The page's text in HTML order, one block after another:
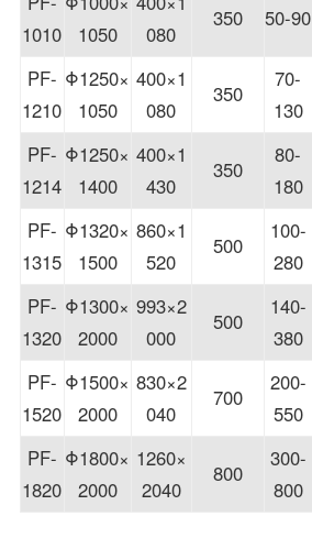
1010
1050
080
350 50-90
PF-
1210
Φ1250×
1050
400×1
080
350
70-
130
PF-
1214
Φ1250×
1400
400×1
430
350
80-
180
PF-
1315
Φ1320×
1500
860×1
520
500
100-
280
PF-
1320
Φ1300×
2000
993×2
000
500
140-
380
PF-
1520
Φ1500×
2000
830×2
040
700
200-
550
PF-
1820
Φ1800×
2000
1260×
2040
800
300-
800